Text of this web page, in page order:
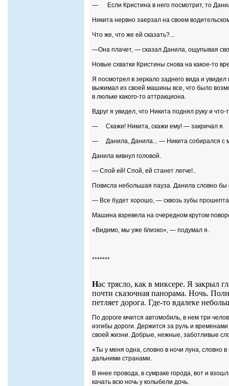
— Если Кристина в него посмотрит, то
Никита нервно заерзал на своем
Что же, что же ей сказать?...
—Она плачет, — сказал Данила, ощупывая
Новые схватки Кристины снова на какое-то
Я посмотрел в зеркало заднего вида и
выжимал из своей машины все, что было
в люльке какого-то аттракциона.
Вдруг я увидел, что Никита поднял руку и
— Скажи! Никита, скажи ему! — закричал я.
— Данила, Данила... — Никита собирался с
Данила кивнул головой.
— Спой ей! Спой, ей станет легче!..
Повисла небольшая пауза. Данила словно
— Все будет хорошо, — сквозь зубы
Машина взревела на очередном крутом
«Видимо, мы уже близко», — подумал я.
*******
Нас трясло, как в миксере. Я закрыл
почти сказочная панорама. Ночь.
петляет дорога. Где-то вдалеке
По дороге мчится автомобиль, в нем три
изгибы дороги. Держится за руль и
своей жизни. Добрые, нежные, заботливые
«Ты у меня одна, словно в ночи луна, словно в
дальними странами.
В инее провода, в сумраке города, вот и
качать всю ночь у колыбели дочь.